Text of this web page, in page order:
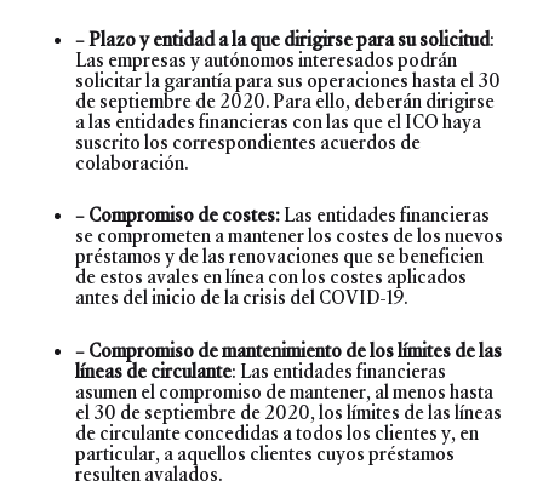
– Plazo y entidad a la que dirigirse para su solicitud:
Las empresas y autónomos interesados podrán
solicitar la garantía para sus operaciones hasta el 30
de septiembre de 2020. Para ello, deberán dirigirse
a las entidades financieras con las que el ICO haya
suscrito los correspondientes acuerdos de
colaboración.
– Compromiso de costes: Las entidades financieras
se comprometen a mantener los costes de los nuevos
préstamos y de las renovaciones que se beneficien
de estos avales en línea con los costes aplicados
antes del inicio de la crisis del COVID-19.
– Compromiso de mantenimiento de los límites de las
líneas de circulante: Las entidades financieras
asumen el compromiso de mantener, al menos hasta
el 30 de septiembre de 2020, los límites de las líneas
de circulante concedidas a todos los clientes y, en
particular, a aquellos clientes cuyos préstamos
resulten avalados.